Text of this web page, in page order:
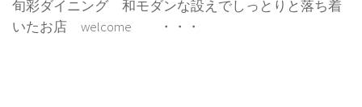
旬彩ダイニング 和モダンな設えでしっとりと落ち着
いたお店 welcome ・・・